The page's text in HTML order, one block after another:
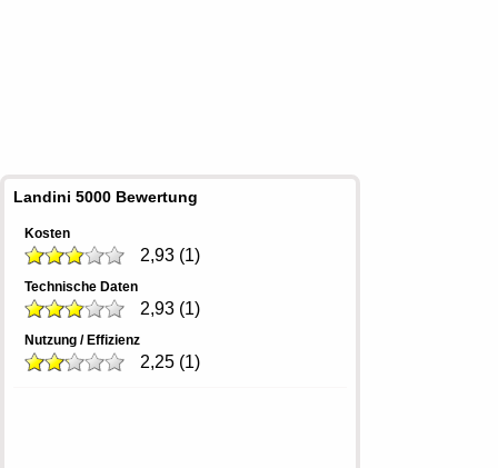
Landini 5000 Bewertung
Kosten
2,93 (1)
Technische Daten
2,93 (1)
Nutzung / Effizienz
2,25 (1)